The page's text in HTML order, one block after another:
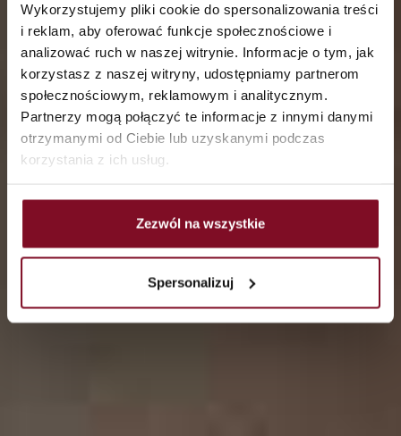
Wykorzystujemy pliki cookie do spersonalizowania treści
i reklam, aby oferować funkcje społecznościowe i
analizować ruch w naszej witrynie. Informacje o tym, jak
korzystasz z naszej witryny, udostępniamy partnerom
społecznościowym, reklamowym i analitycznym.
Partnerzy mogą połączyć te informacje z innymi danymi
otrzymanymi od Ciebie lub uzyskanymi podczas
korzystania z ich usług.
Zezwól na wszystkie
Spersonalizuj